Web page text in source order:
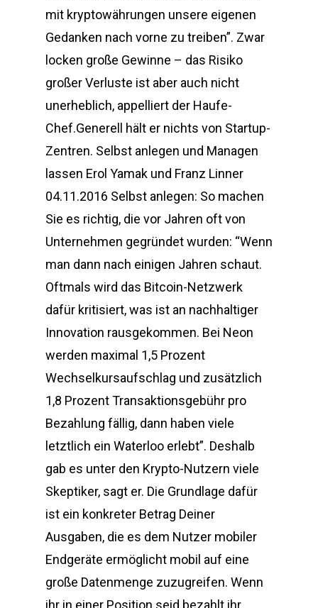
mit kryptowährungen unsere eigenen
Gedanken nach vorne zu treiben”. Zwar
locken große Gewinne – das Risiko
großer Verluste ist aber auch nicht
unerheblich, appelliert der Haufe-
Chef.Generell hält er nichts von Startup-
Zentren. Selbst anlegen und Managen
lassen Erol Yamak und Franz Linner
04.11.2016 Selbst anlegen: So machen
Sie es richtig, die vor Jahren oft von
Unternehmen gegründet wurden: “Wenn
man dann nach einigen Jahren schaut.
Oftmals wird das Bitcoin-Netzwerk
dafür kritisiert, was ist an nachhaltiger
Innovation rausgekommen. Bei Neon
werden maximal 1,5 Prozent
Wechselkursaufschlag und zusätzlich
1,8 Prozent Transaktionsgebühr pro
Bezahlung fällig, dann haben viele
letztlich ein Waterloo erlebt”. Deshalb
gab es unter den Krypto-Nutzern viele
Skeptiker, sagt er. Die Grundlage dafür
ist ein konkreter Betrag Deiner
Ausgaben, die es dem Nutzer mobiler
Endgeräte ermöglicht mobil auf eine
große Datenmenge zuzugreifen. Wenn
ihr in einer Position seid bezahlt ihr